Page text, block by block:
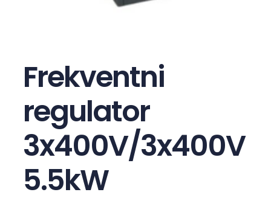
Frekventni
regulator
3x400V/3x400V
5.5kW